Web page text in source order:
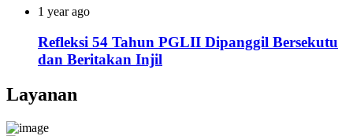
1 year ago
Refleksi 54 Tahun PGLII Dipanggil Bersekutu
dan Beritakan Injil
Layanan